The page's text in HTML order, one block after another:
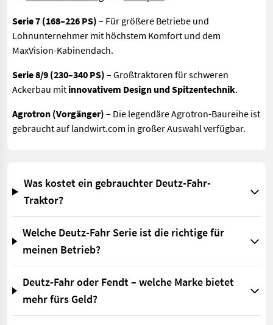
Serie 7 (168–226 PS) – Für größere Betriebe und
Lohnunternehmer mit höchstem Komfort und dem
MaxVision-Kabinendach.
Serie 8/9 (230–340 PS) – Großtraktoren für schweren
Ackerbau mit innovativem Design und Spitzentechnik.
Agrotron (Vorgänger) – Die legendäre Agrotron-Baureihe ist
gebraucht auf landwirt.com in großer Auswahl verfügbar.
Was kostet ein gebrauchter Deutz-Fahr-
Traktor?
Welche Deutz-Fahr Serie ist die richtige für
meinen Betrieb?
Deutz-Fahr oder Fendt – welche Marke bietet
mehr fürs Geld?